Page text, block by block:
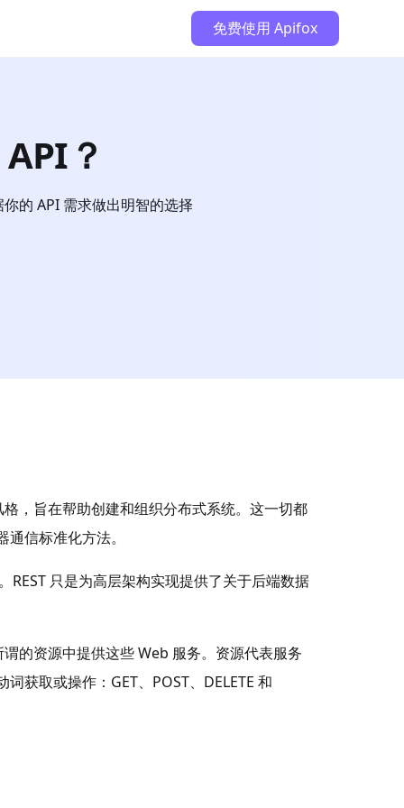
免费使用 Apifox
？
的 API 需求做出明智的选择
，旨在帮助创建和组织分布式系统。这一切都
信标准化方法。
REST 只是为高层架构实现提供了关于后端数据
的资源中提供这些 Web 服务。资源代表服务
获取或操作：GET、POST、DELETE 和